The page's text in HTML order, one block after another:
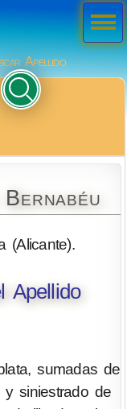
Apellido
(Alicante).
Apellido
sumadas de
siniestrado de
Men
ú